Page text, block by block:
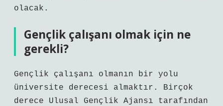
olacak.
Gençlik çalışanı olmak için ne
gerekli?
Gençlik çalışanı olmanın bir yolu
üniversite derecesi almaktır. Birçok
derece Ulusal Gençlik Ajansı tarafından